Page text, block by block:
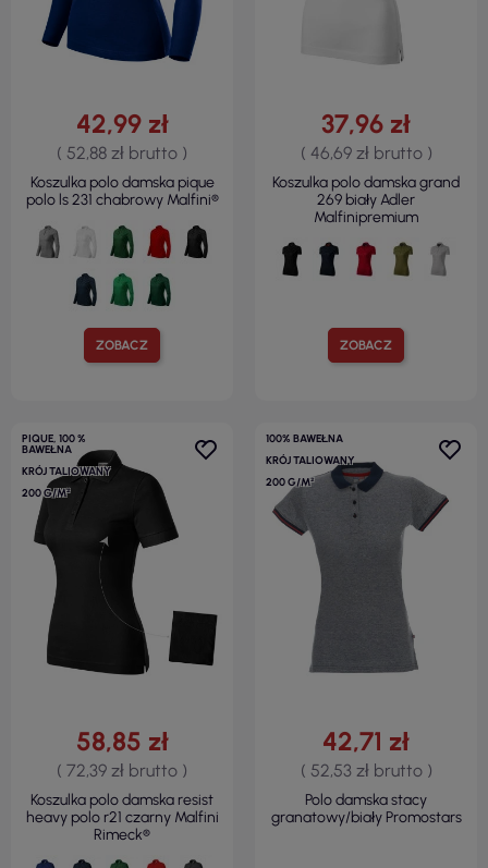
ZOBACZ
42,99 zł
( 52,88 zł brutto )
Koszulka polo damska pique
polo ls 231 chabrowy Malfini®
ZOBACZ
37,96 zł
( 46,69 zł brutto )
Koszulka polo damska grand
269 biały Adler
Malfinipremium
PIQUE, 100 %
BAWEŁNA
KRÓJ TALIOWANY
200 G/M²
58,85 zł
( 72,39 zł brutto )
Koszulka polo damska resist
heavy polo r21 czarny Malfini
Rimeck®
100% BAWEŁNA
KRÓJ TALIOWANY
200 G/M²
42,71 zł
( 52,53 zł brutto )
Polo damska stacy
granatowy/biały Promostars